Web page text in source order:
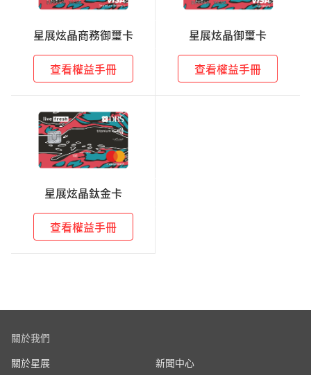
星展炫晶商務御璽卡 星展炫晶御璽卡
查看權益手冊 查看權益手冊
星展炫晶鈦金卡
查看權益手冊
關於我們
關於星展
新聞中心